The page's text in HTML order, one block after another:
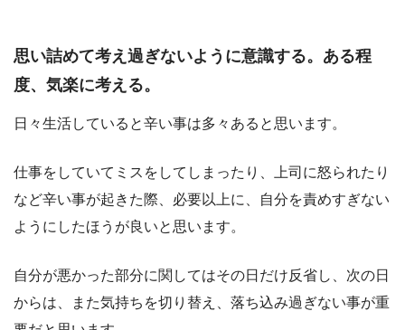
思い詰めて考え過ぎないように意識する。ある程
度、気楽に考える。
日々生活していると辛い事は多々あると思います。
仕事をしていてミスをしてしまったり、上司に怒られたり
など辛い事が起きた際、必要以上に、自分を責めすぎない
ようにしたほうが良いと思います。
自分が悪かった部分に関してはその日だけ反省し、次の日
からは、また気持ちを切り替え、落ち込み過ぎない事が重